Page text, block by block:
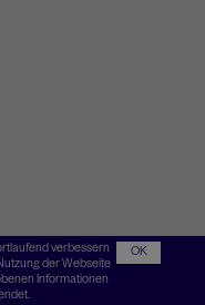
verbessern
der Webseite
Informationen
OK